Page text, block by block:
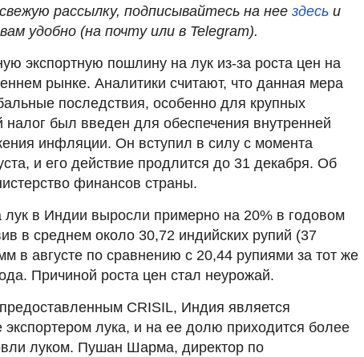
рассылку, подписывайтесь на нее здесь и
удобно (на почту или в Telegram).
экспортную пошлину на лук из-за роста цен на
рынке. Аналитики считают, что данная мера
последствия, особенно для крупных
был введен для обеспечения внутренней
инфляции. Он вступил в силу с момента
и его действие продлится до 31 декабря. Об
финансов страны.
в Индии выросли примерно на 20% в годовом
в среднем около 30,72 индийских рупий (37
в августе по сравнению с 20,44 рупиями за тот же
Причиной роста цен стал неурожай.
CRISIL, Индия является
лука, и на ее долю приходится более
луком. Пушан Шарма, директор по